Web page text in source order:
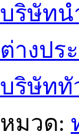
บริษัทน
ต่างปร
บริษัททั
หมวด: